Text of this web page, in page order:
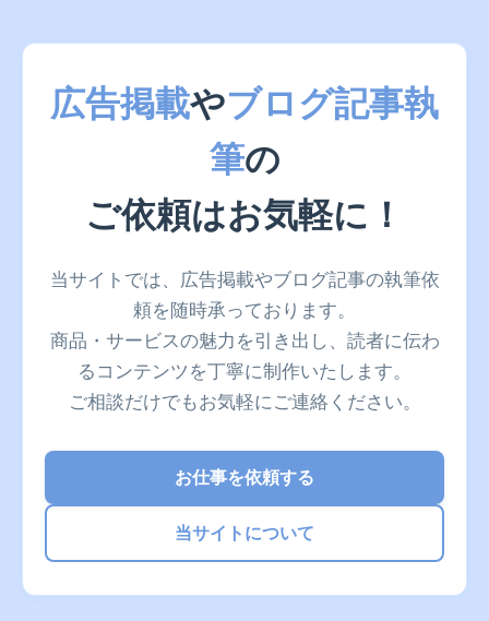
広告掲載やブログ記事執
筆の
ご依頼はお気軽に！
当サイトでは、広告掲載やブログ記事の執筆依
頼を随時承っております。
商品・サービスの魅力を引き出し、読者に伝わ
るコンテンツを丁寧に制作いたします。
ご相談だけでもお気軽にご連絡ください。
お仕事を依頼する
当サイトについて